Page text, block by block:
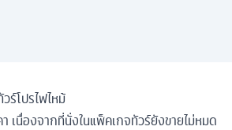
ร์โปรไฟไหม้
เนื่องจากที่นั่งในแพ็คเกจทัวร์ยังขายไม่หมด